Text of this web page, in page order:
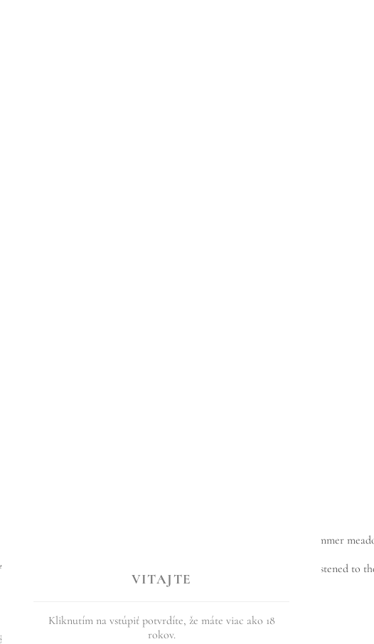
aroma is full of fruit after ripe quinces and autumn honey pears, summer
a little girl, she caught bees from flowers, hid them in her palm and listened to
VITAJTE
Kliknutím na vstúpiť potvrdíte, že máte viac ako 18
rokov.